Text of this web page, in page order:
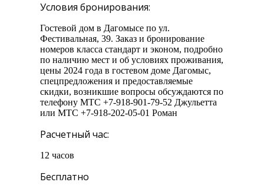
Условия бронирования:
Гостевой дом в Дагомысе по ул.
Фестивальная, 39. Заказ и бронирование
номеров класса стандарт и эконом, подробно
по наличию мест и об условиях проживания,
цены 2024 года в гостевом доме Дагомыс,
спецпредложения и предоставляемые
скидки, возникшие вопросы обсуждаются по
телефону МТС +7-918-901-79-52 Джульетта
или МТС +7-918-202-05-01 Роман
Расчетный час:
12 часов
Бесплатно